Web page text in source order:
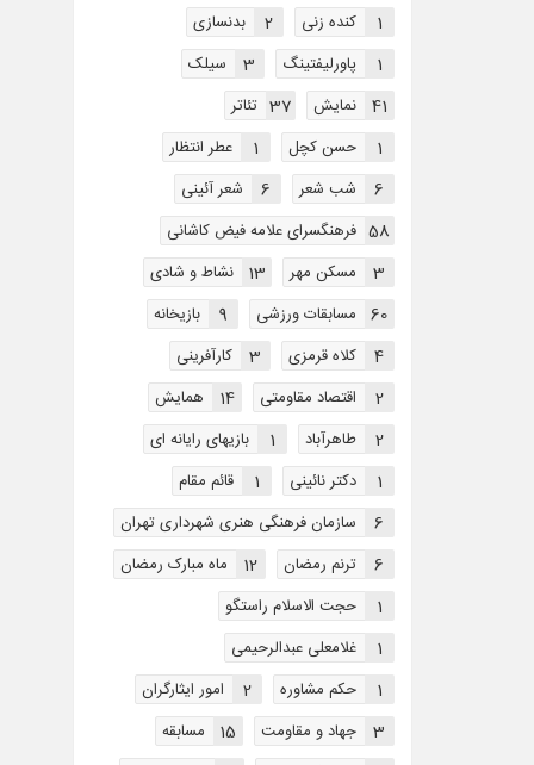
کنده زنی 1 بدنسازی 2
پاورلیفتینگ 1 سیلک 3
نمایش 41 تئاتر 37
حسن کچل 1 عطر انتظار 1
شب شعر 6 شعر آئینی 6
فرهنگسرای علامه فیض کاشانی 58
مسکن مهر 3 نشاط و شادی 13
مسابقات ورزشی 60 بازیخانه 9
کلاه قرمزی 4 کارآفرینی 3
اقتصاد مقاومتی 2 همایش 14
طاهرآباد 2 بازیهای رایانه ای 1
دکتر نائینی 1 قائم مقام 1
سازمان فرهنگی هنری شهرداری تهران 6
ترنم رمضان 6 ماه مبارک رمضان 12
حجت الاسلام راستگو 1
غلامعلی عبدالرحیمی 1
حکم مشاوره 1 امور ایثارگران 2
جهاد و مقاومت 3 مسابقه 15